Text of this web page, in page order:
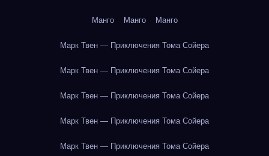
Манго Манго Манго
Марк Твен — Приключения Тома Сойера
Марк Твен — Приключения Тома Сойера
Марк Твен — Приключения Тома Сойера
Марк Твен — Приключения Тома Сойера
Марк Твен — Приключения Тома Сойера